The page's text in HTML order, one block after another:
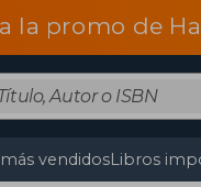
la promo de
vendidosLibros